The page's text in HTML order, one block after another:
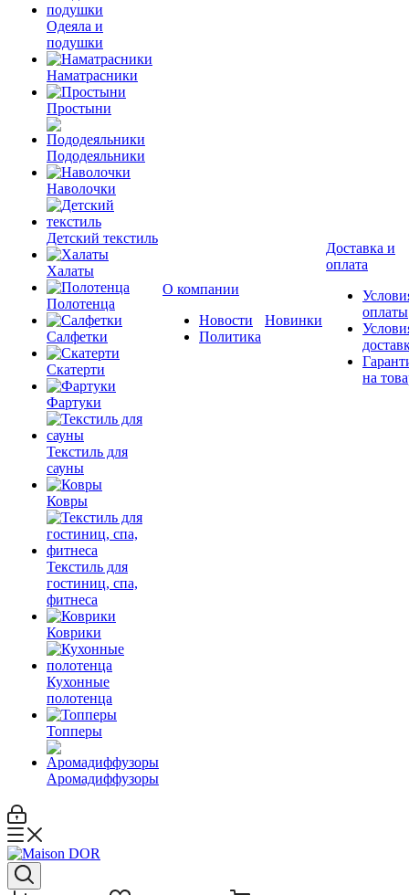
Одеяла и
подушки
Наматрасники
Простыни
Пододеяльники
Наволочки
Детский текстиль
Халаты
Полотенца
Салфетки
Скатерти
Фартуки
Текстиль для
сауны
Ковры
Текстиль для
гостиниц, спа,
фитнеса
Коврики
Кухонные
полотенца
Топперы
Аромадиффузоры
О компании
Новости
Политика
Новинки
Доставка и
оплата
оплаты
на